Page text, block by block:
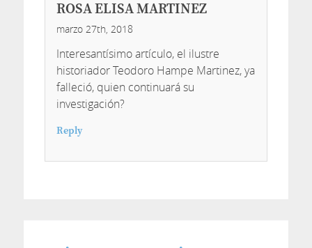
ROSA ELISA MARTINEZ
marzo 27th, 2018
Interesantísimo artículo, el ilustre
historiador Teodoro Hampe Martinez, ya
falleció, quien continuará su
investigación?
Reply